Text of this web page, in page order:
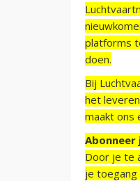
platforms
doen.
Bij
het
maakt ons
Door je te
je